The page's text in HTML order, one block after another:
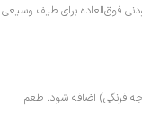
فوق‌العاده برای طیف وسیعی
فرنگی) اضافه شود. طعم